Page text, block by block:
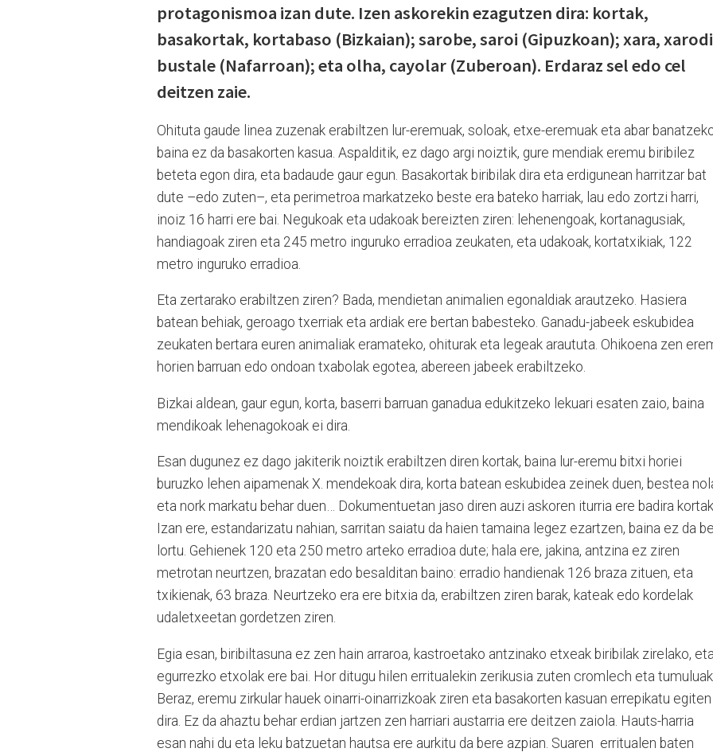
protagonismoa izan dute. Izen askorekin ezagutzen dira: kortak,
basakortak, kortabaso (Bizkaian); sarobe, saroi (Gipuzkoan); xara,
bustale (Nafarroan); eta olha, cayolar (Zuberoan). Erdaraz sel edo cel
deitzen zaie.
Ohituta gaude linea zuzenak erabiltzen lur-eremuak, soloak, etxe-eremuak eta abar
baina ez da basakorten kasua. Aspalditik, ez dago argi noiztik, gure mendiak eremu biribilez
beteta egon dira, eta badaude gaur egun. Basakortak biribilak dira eta erdigunean harritzar bat
dute –edo zuten–, eta perimetroa markatzeko beste era bateko harriak, lau edo zortzi harri,
inoiz 16 harri ere bai. Negukoak eta udakoak bereizten ziren: lehenengoak, kortanagusiak,
handiagoak ziren eta 245 metro inguruko erradioa zeukaten, eta udakoak, kortatxikiak, 122
metro inguruko erradioa.
Eta zertarako erabiltzen ziren? Bada, mendietan animalien egonaldiak arautzeko. Hasiera
batean behiak, geroago txerriak eta ardiak ere bertan babesteko. Ganadu-jabeek eskubidea
zeukaten bertara euren animaliak eramateko, ohiturak eta legeak araututa. Ohikoena zen
horien barruan edo ondoan txabolak egotea, abereen jabeek erabiltzeko.
Bizkai aldean, gaur egun, korta, baserri barruan ganadua edukitzeko lekuari esaten zaio, baina
mendikoak lehenagokoak ei dira.
Esan dugunez ez dago jakiterik noiztik erabiltzen diren kortak, baina lur-eremu bitxi horiei
buruzko lehen aipamenak X. mendekoak dira, korta batean eskubidea zeinek duen, bestea
eta nork markatu behar duen… Dokumentuetan jaso diren auzi askoren iturria ere badira
Izan ere, estandarizatu nahian, sarritan saiatu da haien tamaina legez ezartzen, baina ez da
lortu. Gehienek 120 eta 250 metro arteko erradioa dute; hala ere, jakina, antzina ez ziren
metrotan neurtzen, brazatan edo besalditan baino: erradio handienak 126 braza zituen, eta
txikienak, 63 braza. Neurtzeko era ere bitxia da, erabiltzen ziren barak, kateak edo kordelak
udaletxeetan gordetzen ziren.
Egia esan, biribiltasuna ez zen hain arraroa, kastroetako antzinako etxeak biribilak zirelako,
egurrezko etxolak ere bai. Hor ditugu hilen erritualekin zerikusia zuten cromlech eta
Beraz, eremu zirkular hauek oinarri-oinarrizkoak ziren eta basakorten kasuan errepikatu egiten
dira. Ez da ahaztu behar erdian jartzen zen harriari austarria ere deitzen zaiola. Hauts-harria
esan nahi du eta leku batzuetan hautsa ere aurkitu da bere azpian. Suaren erritualen baten